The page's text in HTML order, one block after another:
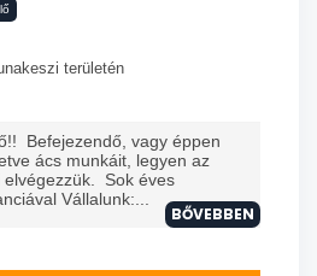
területén
Befejezendő, vagy éppen
ács munkáit, legyen az
elvégezzük. Sok éves
Vállalunk:...
BŐVEBBEN